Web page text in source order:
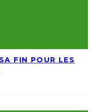
FIN POUR LES